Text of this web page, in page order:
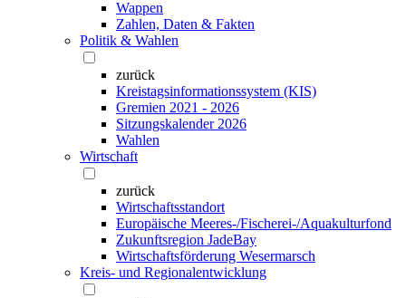
Wappen
Zahlen, Daten & Fakten
Politik & Wahlen
zurück
Kreistagsinformationssystem (KIS)
Gremien 2021 - 2026
Sitzungskalender 2026
Wahlen
Wirtschaft
zurück
Wirtschaftsstandort
Europäische Meeres-/Fischerei-/Aquakulturfond
Zukunftsregion JadeBay
Wirtschaftsförderung Wesermarsch
Kreis- und Regionalentwicklung